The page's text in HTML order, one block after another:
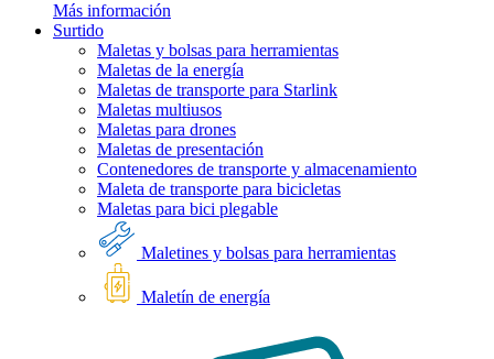
Más información
Surtido
Maletas y bolsas para herramientas
Maletas de la energía
Maletas de transporte para Starlink
Maletas multiusos
Maletas para drones
Maletas de presentación
Contenedores de transporte y almacenamiento
Maleta de transporte para bicicletas
Maletas para bici plegable
Maletines y bolsas para herramientas
Maletín de energía